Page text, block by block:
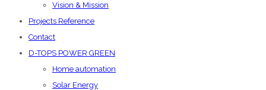
Vision & Mission
Projects Reference
Contact
D-TOPS POWER GREEN
Home automation
Solar Energy